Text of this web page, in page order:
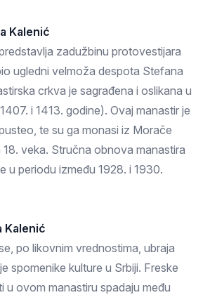
Kalenić
zadužbinu protovestijara
ugledni velmoža despota Stefana
crkva je sagrađena i oslikana u
i 1413. godine). Ovaj manastir je
te su ga monasi iz Morače
veka. Stručna obnova manastira
u periodu između 1928. i 1930.
Kalenić
po likovnim vrednostima, ubraja
spomenike kulture u Srbiji. Freske
u ovom manastiru spadaju među